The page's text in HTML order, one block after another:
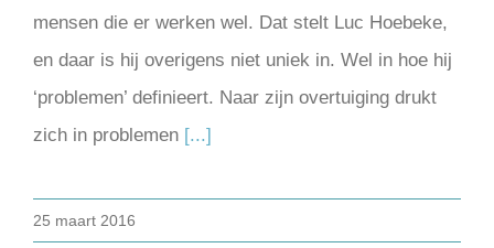
mensen die er werken wel. Dat stelt Luc Hoebeke,
en daar is hij overigens niet uniek in. Wel in hoe hij
‘problemen’ defini­eert. Naar zijn overtuiging drukt
zich in problemen [...]
25 maart 2016